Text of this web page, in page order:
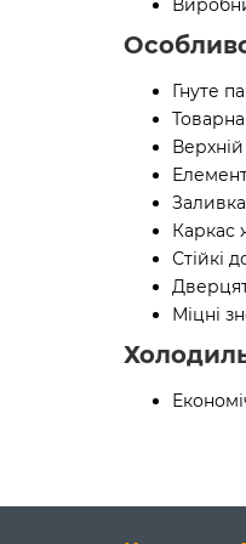
Гнуте
Каркас
Стійкі
Міцні